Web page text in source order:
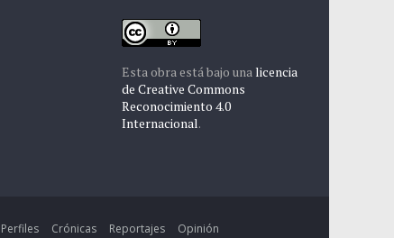
Esta obra está bajo unalicencia
de Creative Commons
Reconocimiento 4.0
Internacional.
Perfiles Crónicas Reportajes Opinión